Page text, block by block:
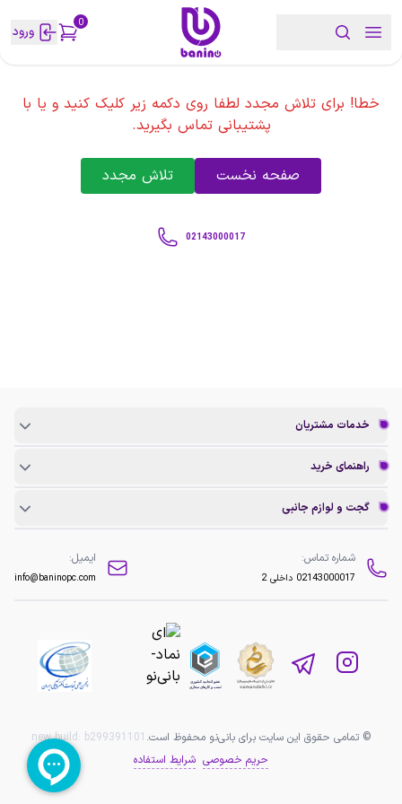
0 ورود
خطا! برای تلاش مجدد لطفا روی دکمه زیر کلیک کنید و یا با
پشتیبانی تماس بگیرید.
صفحه نخست تلاش مجدد
02143000017
خدمات مشتریان
راهنمای خرید
گجت و لوازم جانبی
شماره تماس:
02143000017 داخلی 2
ایمیل:
info@baninopc.com
© تمامی حقوق این سایت برای بانی‌نو محفوظ است. new build: b299391101
حریم خصوصی شرایط استفاده